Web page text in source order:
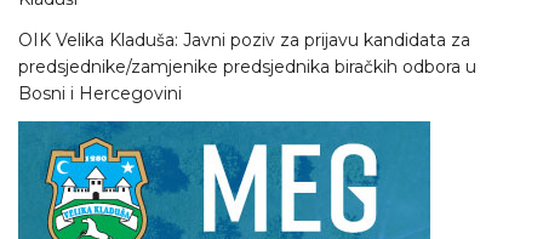
OIK Velika Kladuša: Javni poziv za prijavu kandidata za
predsjednike/zamjenike predsjednika biračkih odbora u
Bosni i Hercegovini